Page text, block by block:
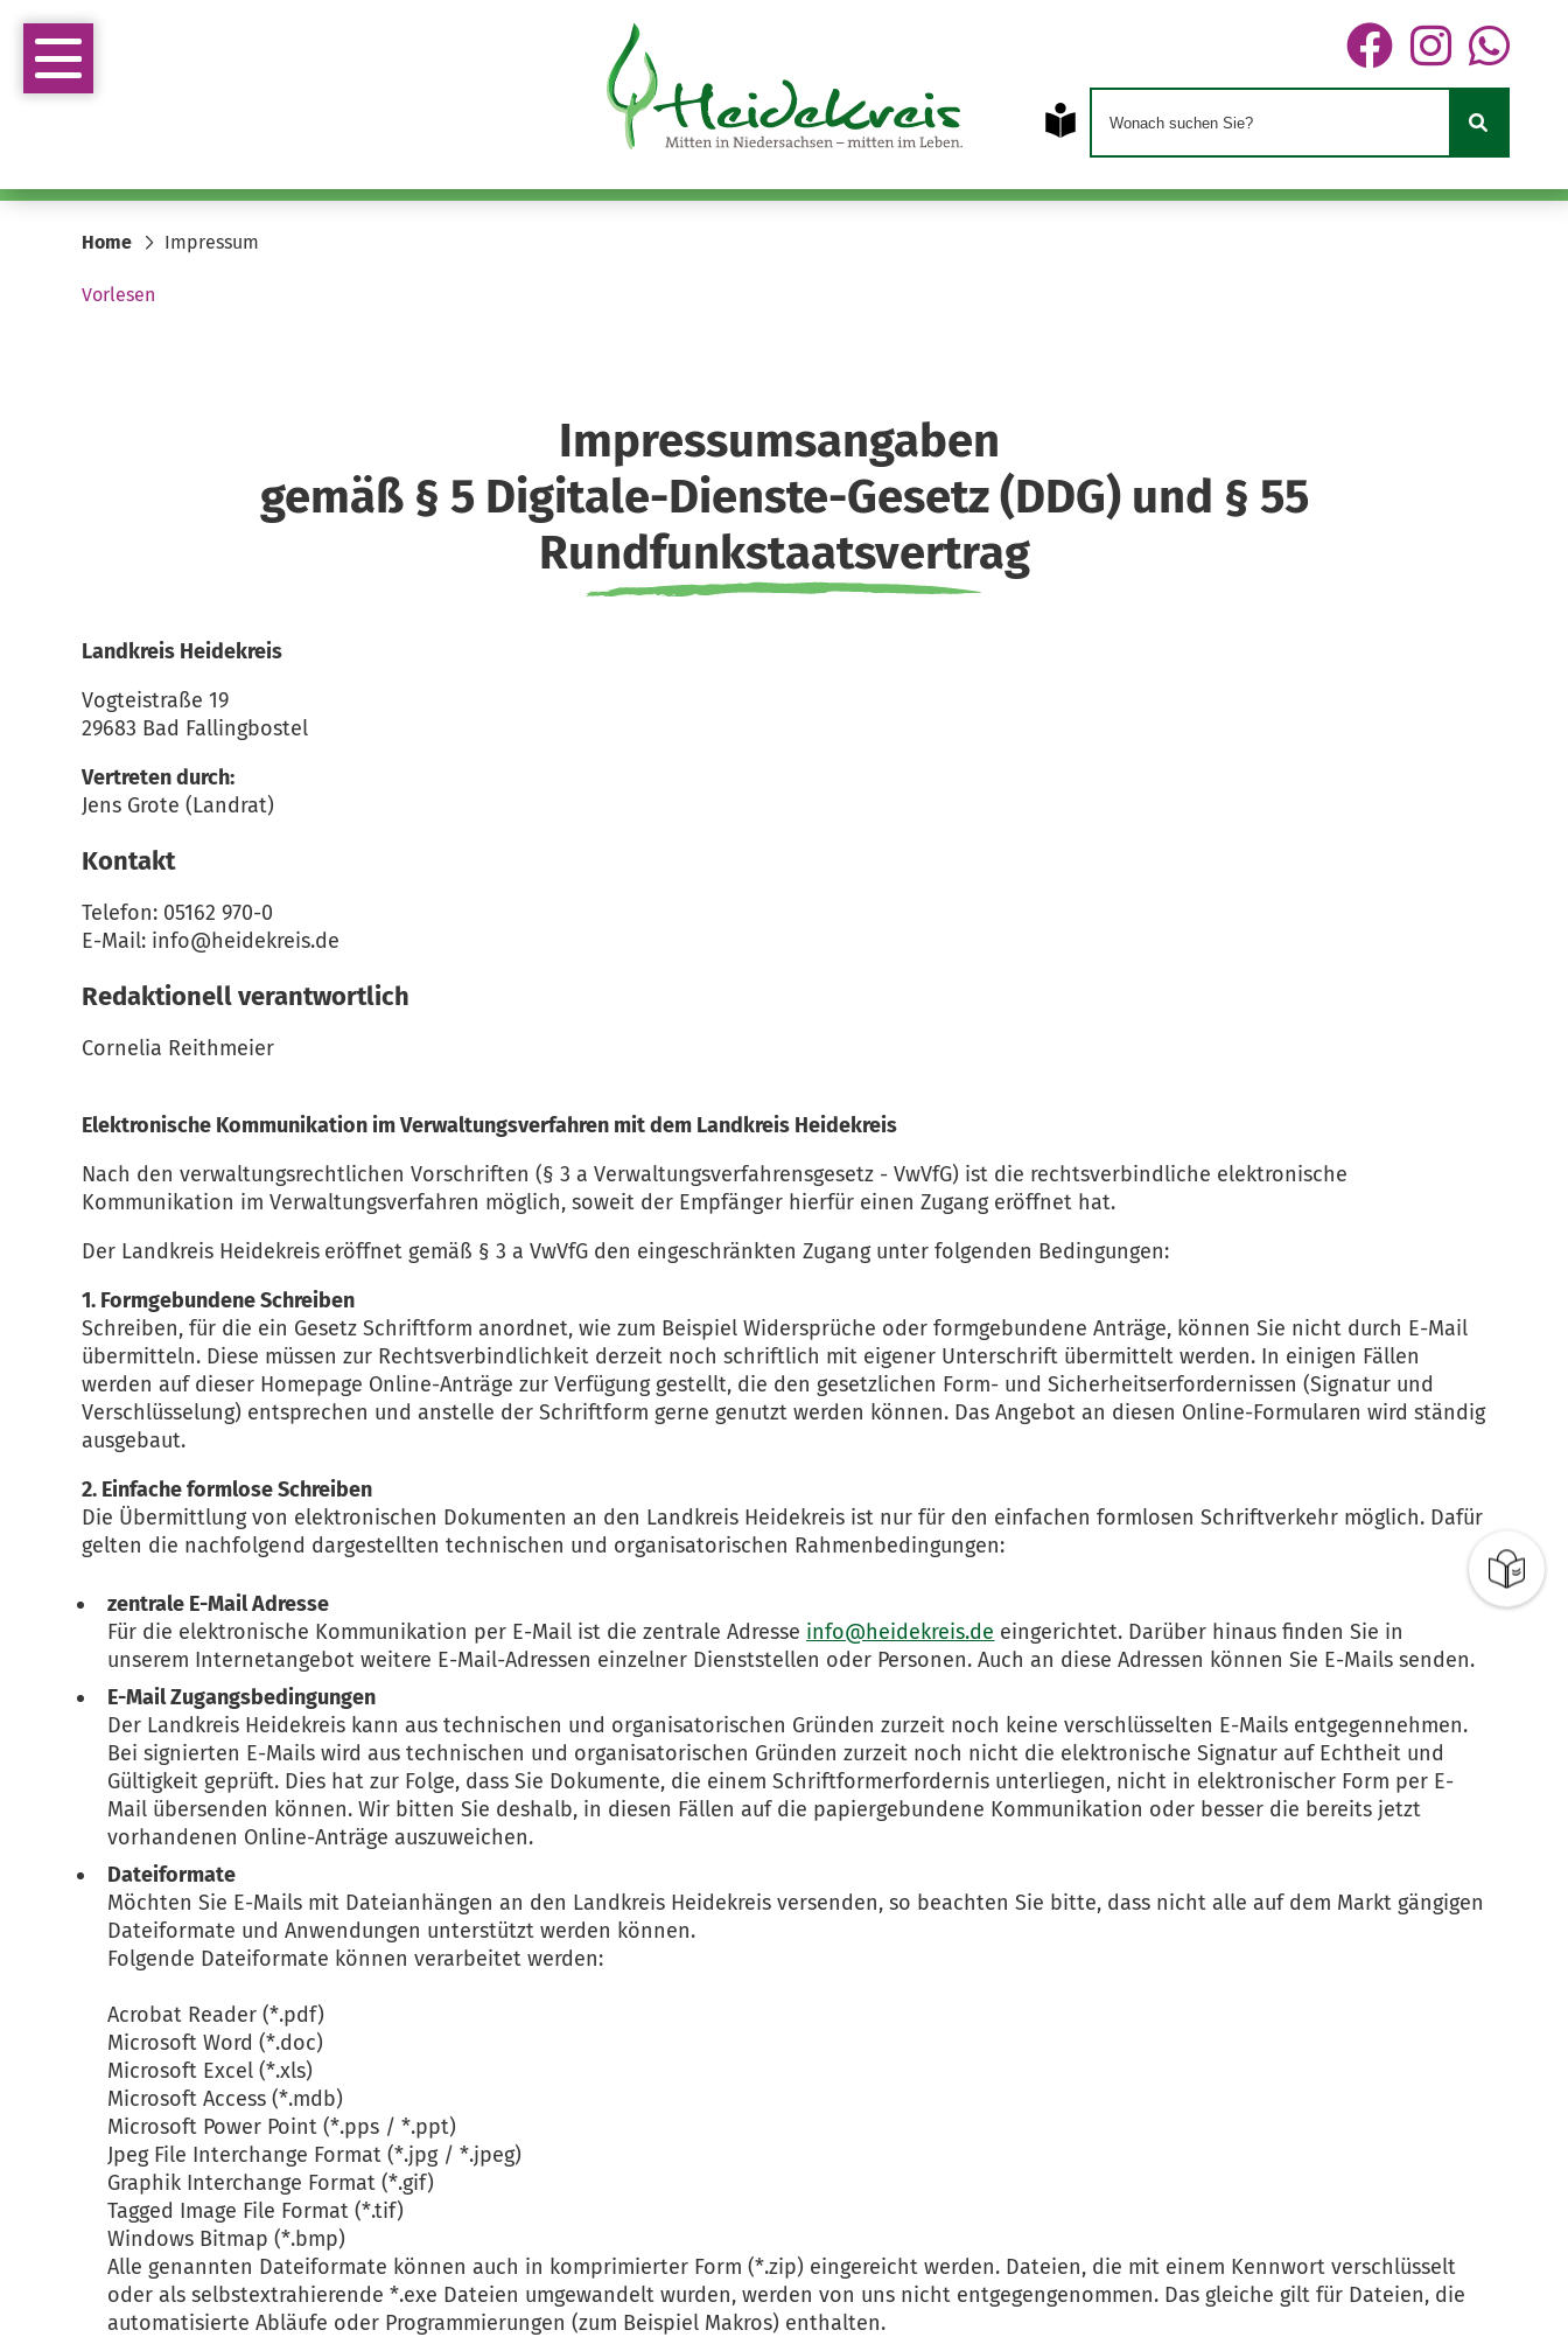
Home Impressum
Vorlesen
Impressumsangaben
gemäß § 5 Digitale-Dienste-Gesetz (DDG) und § 55
Rundfunkstaatsvertrag
Landkreis Heidekreis
Vogteistraße 19
29683 Bad Fallingbostel
Vertreten durch:
Jens Grote (Landrat)
Kontakt
Telefon: 05162 970-0
E-Mail: info@heidekreis.de
Redaktionell verantwortlich
Cornelia Reithmeier
Elektronische Kommunikation im Verwaltungsverfahren mit dem Landkreis Heidekreis
Nach den verwaltungsrechtlichen Vorschriften (§ 3 a Verwaltungsverfahrensgesetz - VwVfG) ist die rechtsverbindliche elektronische
Kommunikation im Verwaltungsverfahren möglich, soweit der Empfänger hierfür einen Zugang eröffnet hat.
Der Landkreis Heidekreis eröffnet gemäß § 3 a VwVfG den eingeschränkten Zugang unter folgenden Bedingungen:
1. Formgebundene Schreiben
Schreiben, für die ein Gesetz Schriftform anordnet, wie zum Beispiel Widersprüche oder formgebundene Anträge, können Sie nicht durch E-Mail
übermitteln. Diese müssen zur Rechtsverbindlichkeit derzeit noch schriftlich mit eigener Unterschrift übermittelt werden. In einigen Fällen
werden auf dieser Homepage Online-Anträge zur Verfügung gestellt, die den gesetzlichen Form- und Sicherheitserfordernissen (Signatur und
Verschlüsselung) entsprechen und anstelle der Schriftform gerne genutzt werden können. Das Angebot an diesen Online-Formularen wird ständig
ausgebaut.
2. Einfache formlose Schreiben
Die Übermittlung von elektronischen Dokumenten an den Landkreis Heidekreis ist nur für den einfachen formlosen Schriftverkehr möglich. Dafür
gelten die nachfolgend dargestellten technischen und organisatorischen Rahmenbedingungen:
zentrale E-Mail Adresse
Für die elektronische Kommunikation per E-Mail ist die zentrale Adresse info@heidekreis.de eingerichtet. Darüber hinaus finden Sie in
unserem Internetangebot weitere E-Mail-Adressen einzelner Dienststellen oder Personen. Auch an diese Adressen können Sie E-Mails senden.
E-Mail Zugangsbedingungen
Der Landkreis Heidekreis kann aus technischen und organisatorischen Gründen zurzeit noch keine verschlüsselten E-Mails entgegennehmen.
Bei signierten E-Mails wird aus technischen und organisatorischen Gründen zurzeit noch nicht die elektronische Signatur auf Echtheit und
Gültigkeit geprüft. Dies hat zur Folge, dass Sie Dokumente, die einem Schriftformerfordernis unterliegen, nicht in elektronischer Form per E-
Mail übersenden können. Wir bitten Sie deshalb, in diesen Fällen auf die papiergebundene Kommunikation oder besser die bereits jetzt
vorhandenen Online-Anträge auszuweichen.
Dateiformate
Möchten Sie E-Mails mit Dateianhängen an den Landkreis Heidekreis versenden, so beachten Sie bitte, dass nicht alle auf dem Markt gängigen
Dateiformate und Anwendungen unterstützt werden können.
Folgende Dateiformate können verarbeitet werden:
Acrobat Reader (*.pdf)
Microsoft Word (*.doc)
Microsoft Excel (*.xls)
Microsoft Access (*.mdb)
Microsoft Power Point (*.pps / *.ppt)
Jpeg File Interchange Format (*.jpg / *.jpeg)
Graphik Interchange Format (*.gif)
Tagged Image File Format (*.tif)
Windows Bitmap (*.bmp)
Alle genannten Dateiformate können auch in komprimierter Form (*.zip) eingereicht werden. Dateien, die mit einem Kennwort verschlüsselt
oder als selbstextrahierende *.exe Dateien umgewandelt wurden, werden von uns nicht entgegengenommen. Das gleiche gilt für Dateien, die
automatisierte Abläufe oder Programmierungen (zum Beispiel Makros) enthalten.